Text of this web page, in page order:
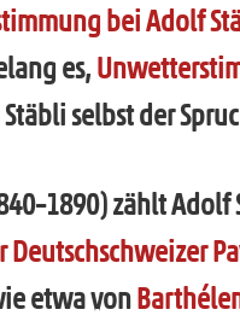
bei Adolf
es,
selbst der
zählt
etwa von